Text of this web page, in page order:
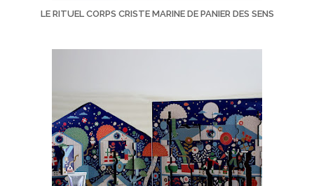
LE RITUEL CORPS CRISTE MARINE DE PANIER DES SENS